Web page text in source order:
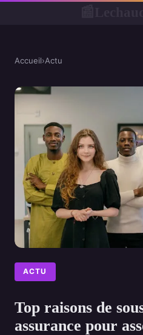
Accueil›Actu
ACTU
Top raisons de
assurance pour